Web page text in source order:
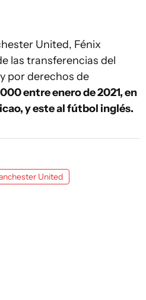
United, Fénix
las transferencias del
por derechos de
entre enero de 2021, en
y este al fútbol inglés.
United